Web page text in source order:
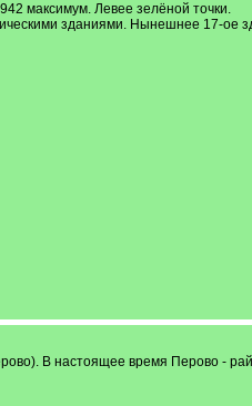
максимум. Левее зелёной точки.
зданиями. Нынешнее 17-ое
В настоящее время Перово -